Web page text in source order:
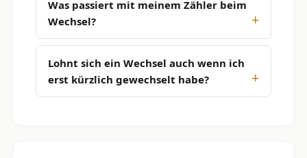
Was passiert mit meinem Zähler beim
Wechsel?
Lohnt sich ein Wechsel auch wenn ich
erst kürzlich gewechselt habe?